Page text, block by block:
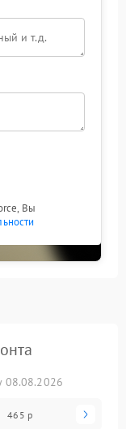
Вы
08.08.2026
465 р